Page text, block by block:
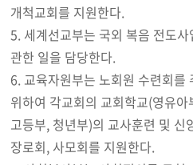
개척교회를 지원한다.
5. 세계선교부는 국외 복음 전도
관한 일을 담당한다.
6. 교육자원부는 노회원 수련회를
위하여 각교회의 교회학교(영유
고등부, 청년부)의 교사훈련 및 신
장로회, 사모회를 지원한다.